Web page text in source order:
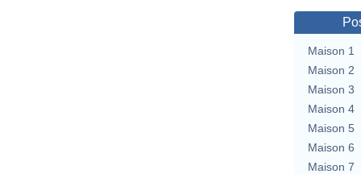
Maison 1
Maison 2
Maison 3
Maison 4
Maison 5
Maison 6
Maison 7